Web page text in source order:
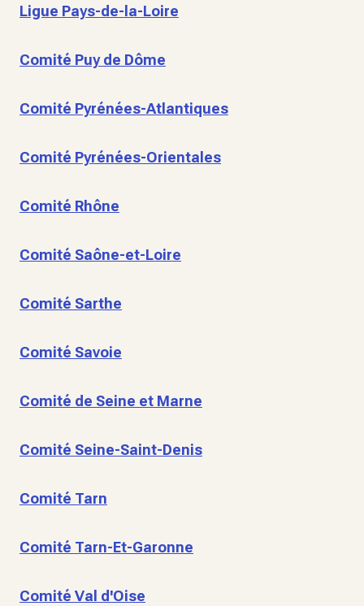
Ligue Pays-de-la-Loire
Comité Puy de Dôme
Comité Pyrénées-Atlantiques
Comité Pyrénées-Orientales
Comité Rhône
Comité Saône-et-Loire
Comité Sarthe
Comité Savoie
Comité de Seine et Marne
Comité Seine-Saint-Denis
Comité Tarn
Comité Tarn-Et-Garonne
Comité Val d'Oise